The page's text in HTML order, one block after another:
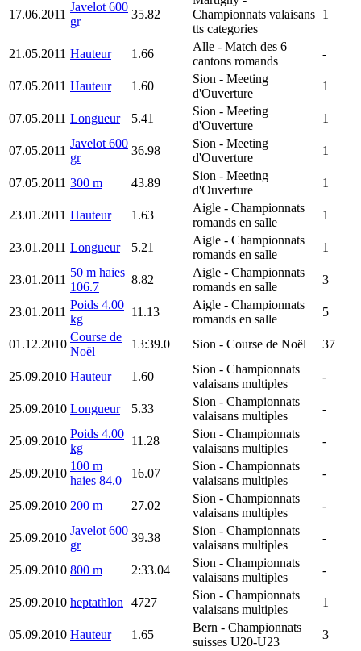
17.06.2011
Javelot 600
gr
35.82
Championnats valaisans
tts categories
1
21.05.2011 Hauteur 1.66
Alle - Match des 6
cantons romands
-
07.05.2011 Hauteur 1.60
Sion - Meeting
d'Ouverture
1
07.05.2011 Longueur 5.41
Sion - Meeting
d'Ouverture
1
07.05.2011
Javelot 600
gr
36.98
Sion - Meeting
d'Ouverture
1
07.05.2011 300 m 43.89
Sion - Meeting
d'Ouverture
1
23.01.2011 Hauteur 1.63
Aigle - Championnats
romands en salle
1
23.01.2011 Longueur 5.21
Aigle - Championnats
romands en salle
1
23.01.2011
50 m haies
106.7
8.82
Aigle - Championnats
romands en salle
3
23.01.2011
Poids 4.00
kg
11.13
Aigle - Championnats
romands en salle
5
01.12.2010
Course de
Noël
13:39.0 Sion - Course de Noël 37
25.09.2010 Hauteur 1.60
Sion - Championnats
valaisans multiples
-
25.09.2010 Longueur 5.33
Sion - Championnats
valaisans multiples
-
25.09.2010
Poids 4.00
kg
11.28
Sion - Championnats
valaisans multiples
-
25.09.2010
100 m
haies 84.0
16.07
Sion - Championnats
valaisans multiples
-
25.09.2010 200 m 27.02
Sion - Championnats
valaisans multiples
-
25.09.2010
Javelot 600
gr
39.38
Sion - Championnats
valaisans multiples
-
25.09.2010 800 m 2:33.04
Sion - Championnats
valaisans multiples
-
25.09.2010 heptathlon 4727
Sion - Championnats
valaisans multiples
1
05.09.2010 Hauteur 1.65
Bern - Championnats
suisses U20-U23
3